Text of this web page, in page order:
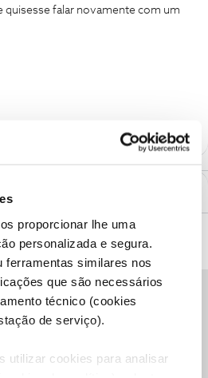
proporcionar lhe uma
personalizada e segura.
ferramentas similares nos
que são necessários
técnico (cookies
de serviço).
utilizar cookies para analisar
quisesse falar novamente com um
,
mensagem privada com o seu
@Fórum, por favor.